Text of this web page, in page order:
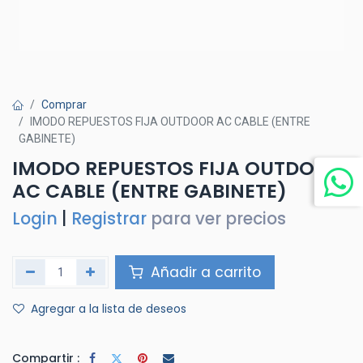
Comprar
IMODO REPUESTOS FIJA OUTDOOR AC CABLE (ENTRE
GABINETE)
IMODO REPUESTOS FIJA OUTDOOR
AC CABLE (ENTRE GABINETE)
Login Registrar para ver precios
Añadir a carrito
Agregar a la lista de deseos
Compartir :